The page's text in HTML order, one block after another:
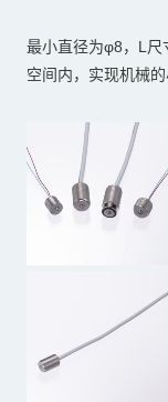
最小直径为φ8，L尺
空间内，实现机械